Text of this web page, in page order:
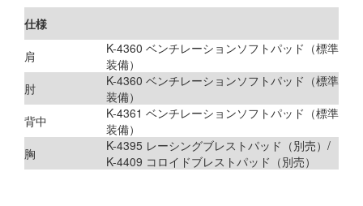
仕様
肩
K-4360 ベンチレーションソフトパッド（標準
装備）
肘
K-4360 ベンチレーションソフトパッド（標準
装備）
背中
K-4361 ベンチレーションソフトパッド（標準
装備）
胸
K-4395 レーシングブレストパッド（別売）/
K-4409 コロイドブレストパッド（別売）